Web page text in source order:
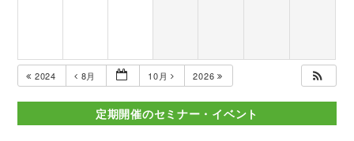
2024 8月 10月 2026
定期開催のセミナー・イベント